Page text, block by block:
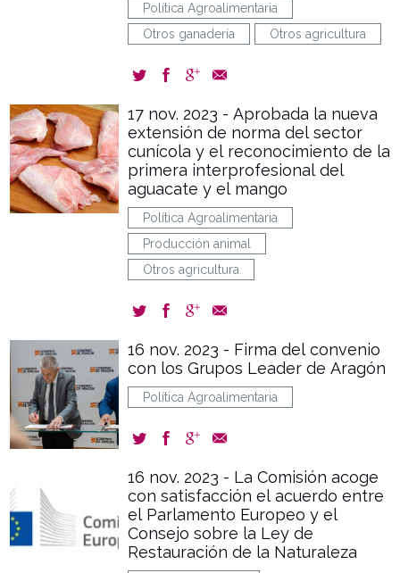
Política Agroalimentaria
Otros ganadería
Otros agricultura
17 nov. 2023 - Aprobada la nueva
extensión de norma del sector
cunícola y el reconocimiento de la
primera interprofesional del
aguacate y el mango
Política Agroalimentaria
Producción animal
Otros agricultura
16 nov. 2023 - Firma del convenio
con los Grupos Leader de Aragón
Política Agroalimentaria
16 nov. 2023 - La Comisión acoge
con satisfacción el acuerdo entre
el Parlamento Europeo y el
Consejo sobre la Ley de
Restauración de la Naturaleza